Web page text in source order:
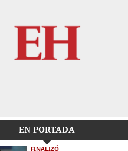
EN PORTADA
FINALIZÓ